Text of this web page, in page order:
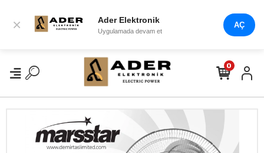
× Ader Elektronik
Uygulamada devam et
AÇ
0